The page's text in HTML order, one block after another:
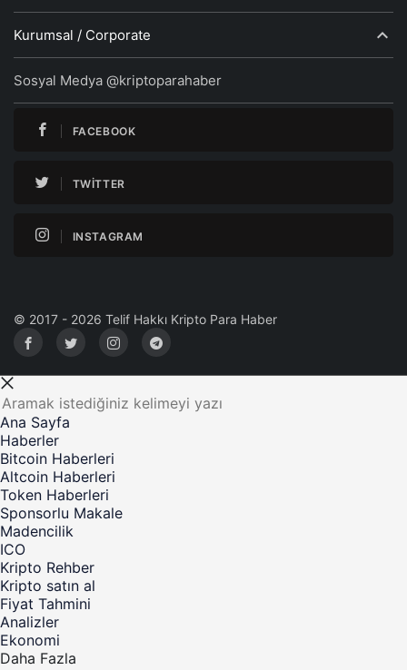
Kurumsal / Corporate
Sosyal Medya @kriptoparahaber
FACEBOOK
TWITTER
INSTAGRAM
© 2017 - 2026 Telif Hakkı Kripto Para Haber
Ana Sayfa
Haberler
Bitcoin Haberleri
Altcoin Haberleri
Token Haberleri
Sponsorlu Makale
Madencilik
ICO
Kripto Rehber
Kripto satın al
Fiyat Tahmini
Analizler
Ekonomi
Daha Fazla